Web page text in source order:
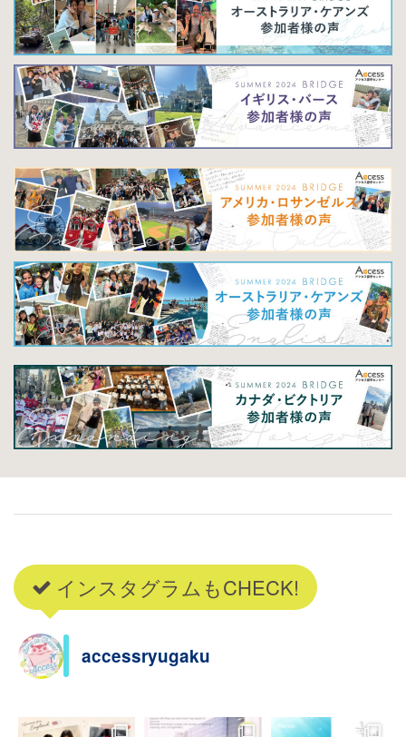
インスタグラムもCHECK!
accessryugaku